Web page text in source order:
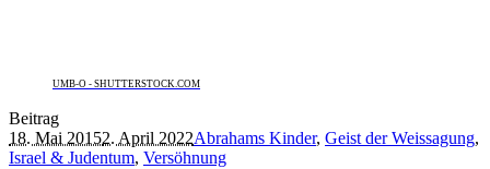
UMB-O - SHUTTERSTOCK.COM
Beitrag
18. Mai 20152. April 2022Abrahams Kinder, Geist der Weissagung,
Israel & Judentum, Versöhnung